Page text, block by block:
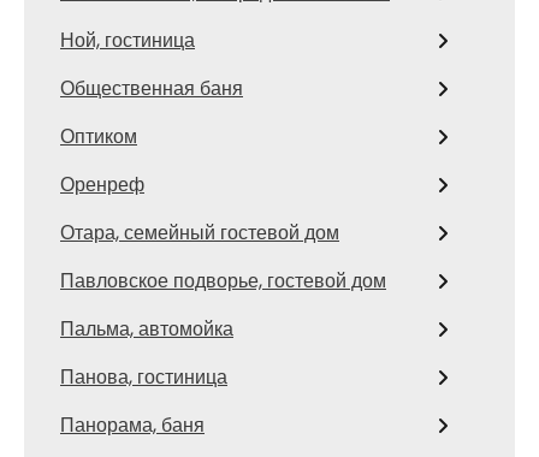
Ной, гостиница
Общественная баня
Оптиком
Оренреф
Отара, семейный гостевой дом
Павловское подворье, гостевой дом
Пальма, автомойка
Панова, гостиница
Панорама, баня